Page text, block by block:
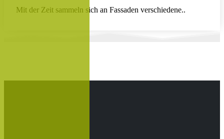
Mit der Zeit sammeln sich an Fassaden verschiedene..